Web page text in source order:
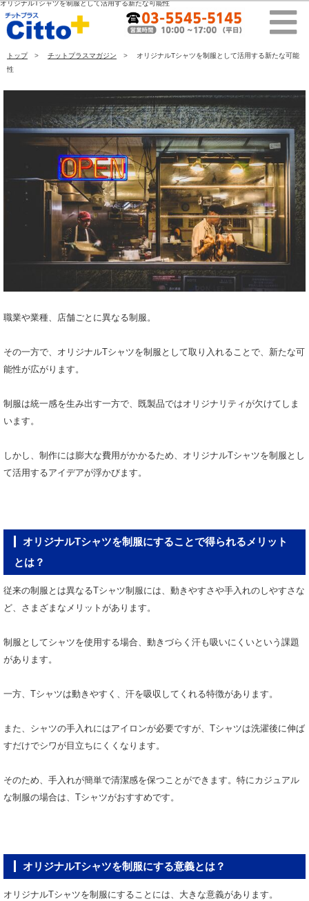
オリジナルTシャツを制服として活用する新たな可能性
トップ チットプラスマガジン
オリジナルTシャツを制服として活用する新たな可能
性
職業や業種、店舗ごとに異なる制服。
その一方で、オリジナルTシャツを制服として取り入れることで、新たな可
能性が広がります。
制服は統一感を生み出す一方で、既製品ではオリジナリティが欠けてしま
います。
しかし、制作には膨大な費用がかかるため、オリジナルTシャツを制服とし
て活用するアイデアが浮かびます。
オリジナルTシャツを制服にすることで得られるメリット
とは？
従来の制服とは異なるTシャツ制服には、動きやすさや手入れのしやすさな
ど、さまざまなメリットがあります。
制服としてシャツを使用する場合、動きづらく汗も吸いにくいという課題
があります。
一方、Tシャツは動きやすく、汗を吸収してくれる特徴があります。
また、シャツの手入れにはアイロンが必要ですが、Tシャツは洗濯後に伸ば
すだけでシワが目立ちにくくなります。
そのため、手入れが簡単で清潔感を保つことができます。特にカジュアル
な制服の場合は、Tシャツがおすすめです。
オリジナルTシャツを制服にする意義とは？
オリジナルTシャツを制服にすることには、大きな意義があります。